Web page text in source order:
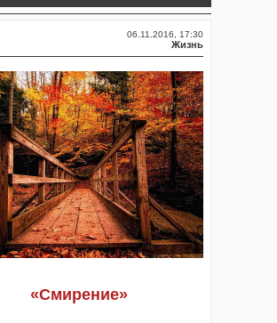
06.11.2016, 17:30
Жизнь
«Смирение»